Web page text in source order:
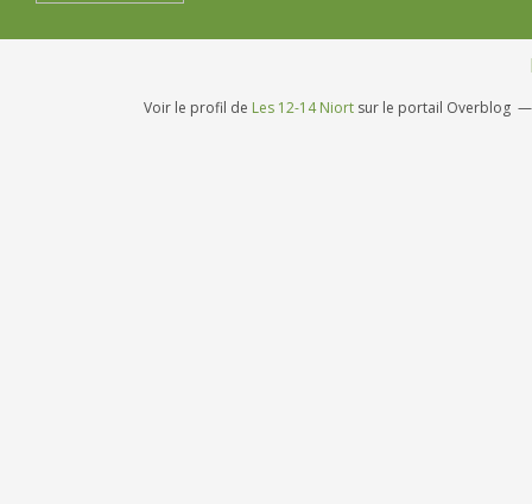
Voir le profil de Les 12-14 Niort sur le portail Overblog